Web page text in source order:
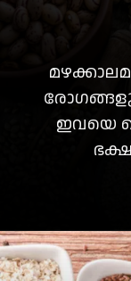
ഇവയെ